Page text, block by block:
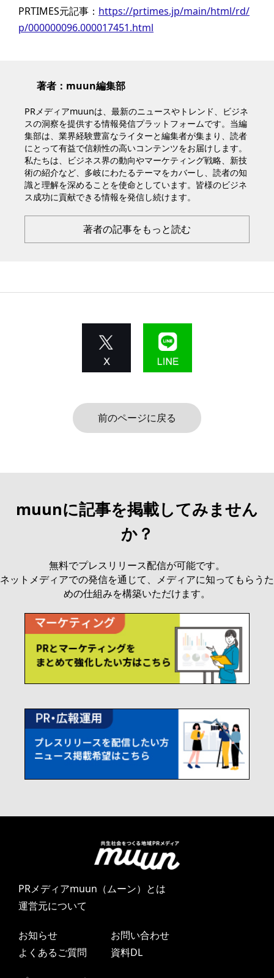
PRTIMES元記事： https://prtimes.jp/main/html/rd/
p/000000096.000017451.html
著者：muun編集部
PRメディアmuunは、最新のニュースやトレンド、ビジネ
スの洞察を提供する情報発信プラットフォームです。当編
集部は、業界経験豊富なライターと編集者が集まり、読者
にとって有益で信頼性の高いコンテンツをお届けします。
私たちは、ビジネス界の動向やマーケティング戦略、新技
術の紹介など、多岐にわたるテーマをカバーし、読者の知
識と理解を深めることを使命としています。皆様のビジネ
ス成功に貢献できる情報を発信し続けます。
著者の記事をもっと読む
前のページに戻る
muunに記事を掲載してみません
か？
無料でプレスリリース配信が可能です。
ネットメディアでの発信を通じて、メディアに知ってもらうた
めの仕組みを構築いただけます。
PRメディアmuun（ムーン）とは
運営元について
お知らせ
よくあるご質問
お問い合わせ
資料DL